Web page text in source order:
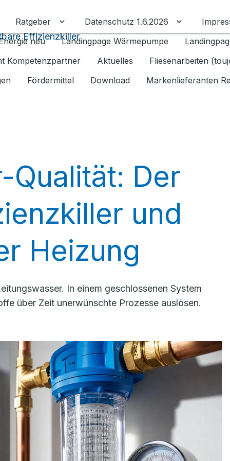
Ratgeber Untermenü für Ratgeber umschalten
Datenschutz 1.6.2026 Untermenü
neu
Landingpage Wärmepumpe
Kompetenzpartner
Aktuelles
Fliesenarbeiten
Fördermittel Download Markenlieferanten
Effizienzkiller
Der
und
Heizung
In einem geschlossenen System
über Zeit unerwünschte Prozesse auslösen.